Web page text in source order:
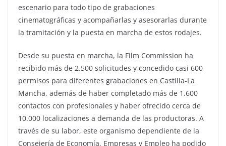
escenario para todo tipo de grabaciones
cinematográficas y acompañarlas y asesorarlas durante
la tramitación y la puesta en marcha de estos rodajes.
Desde su puesta en marcha, la Film Commission ha
recibido más de 2.500 solicitudes y concedido casi 600
permisos para diferentes grabaciones en Castilla-La
Mancha, además de haber completado más de 1.600
contactos con profesionales y haber ofrecido cerca de
10.000 localizaciones a demanda de las productoras. A
través de su labor, este organismo dependiente de la
Consejería de Economía, Empresas y Empleo ha podido